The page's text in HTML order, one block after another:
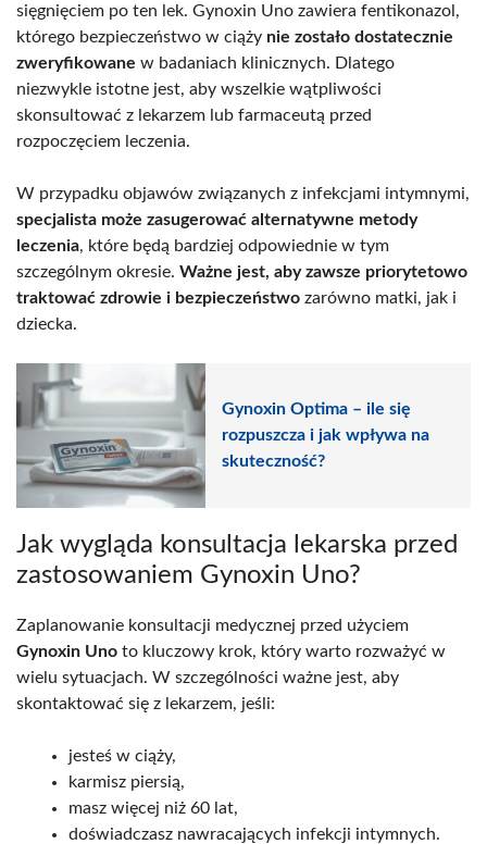
sięgnięciem po ten lek. Gynoxin Uno zawiera fentikonazol,
którego bezpieczeństwo w ciąży nie zostało dostatecznie
zweryfikowane w badaniach klinicznych. Dlatego
niezwykle istotne jest, aby wszelkie wątpliwości
skonsultować z lekarzem lub farmaceutą przed
rozpoczęciem leczenia.
W przypadku objawów związanych z infekcjami intymnymi,
specjalista może zasugerować alternatywne metody
leczenia, które będą bardziej odpowiednie w tym
szczególnym okresie. Ważne jest, aby zawsze priorytetowo
traktować zdrowie i bezpieczeństwo zarówno matki, jak i
dziecka.
Gynoxin Optima – ile się
rozpuszcza i jak wpływa na
skuteczność?
Jak wygląda konsultacja lekarska przed
zastosowaniem Gynoxin Uno?
Zaplanowanie konsultacji medycznej przed użyciem
Gynoxin Uno to kluczowy krok, który warto rozważyć w
wielu sytuacjach. W szczególności ważne jest, aby
skontaktować się z lekarzem, jeśli:
jesteś w ciąży,
karmisz piersią,
masz więcej niż 60 lat,
doświadczasz nawracających infekcji intymnych.